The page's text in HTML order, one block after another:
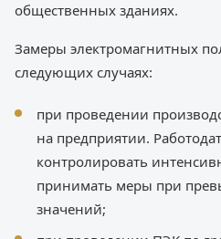
общественных зданиях.
Замеры электромагнитных
следующих случаях:
при проведении
на предприятии.
контролировать
принимать меры при
значений;